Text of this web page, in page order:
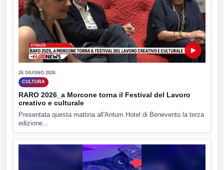
▶
26 GIUGNO 2026
CULTURA
RARO 2026_a Morcone torna il Festival del Lavoro
creativo e culturale
Presentata questa mattina all'Antum Hotel di Benevento la terza
edizione...